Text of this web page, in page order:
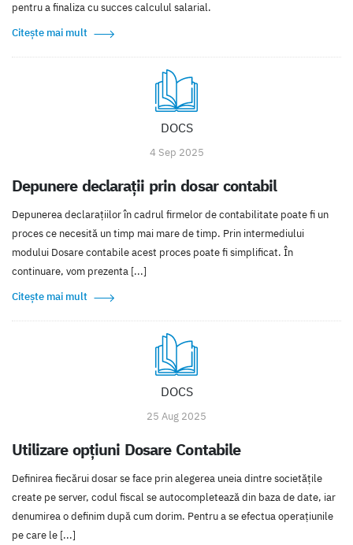
pentru a finaliza cu succes calculul salarial.
Citește mai mult
DOCS
4 Sep 2025
Depunere declarații prin dosar contabil
Depunerea declarațiilor în cadrul firmelor de contabilitate poate fi un
proces ce necesită un timp mai mare de timp. Prin intermediului
modului Dosare contabile acest proces poate fi simplificat. În
continuare, vom prezenta [...]
Citește mai mult
DOCS
25 Aug 2025
Utilizare opțiuni Dosare Contabile
Definirea fiecărui dosar se face prin alegerea uneia dintre societățile
create pe server, codul fiscal se autocompletează din baza de date, iar
denumirea o definim după cum dorim. Pentru a se efectua operațiunile
pe care le [...]